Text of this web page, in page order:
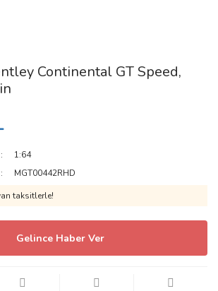
Continental GT Speed,
1:64
MGT00442RHD
taksitlerle!
Gelince Haber Ver